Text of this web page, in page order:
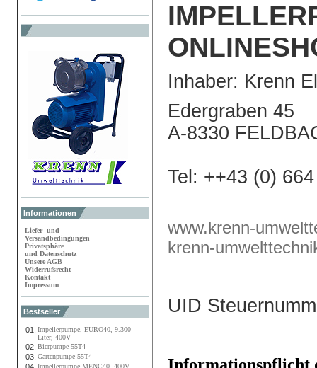
Informationen
Liefer- und
Versandbedingungen
Privatsphäre
und Datenschutz
Unsere AGB
Widerrufsrecht
Kontakt
Impressum
Bestseller
01.
Impellerpumpe, EURO40, 9.300
Liter, 400V
02. Bierpumpe 55T4
03. Gartenpumpe 55T4
Impellerpumpe MENC40, 400V
Inhaber: Krenn
Edergraben 45
A-8330
Tel: ++43 (0)
www.krenn-
krenn-
UID
Informationspflicht